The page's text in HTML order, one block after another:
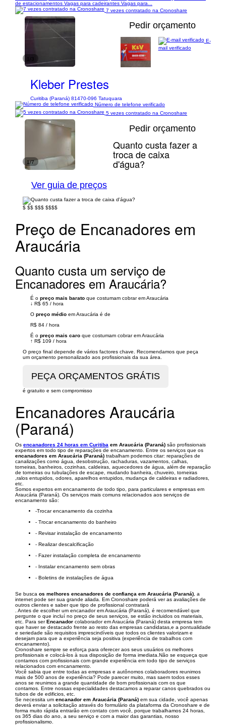
de estacionamentos Vagas para cadeirantes Vagas para...
7 vezes contratado na Cronoshare
Pedir orçamento
Kleber Prestes
Curitiba (Paraná) 81470-096 Tatuquara
E-
mail verificado
Número de telefone verificado
5 vezes contratado na Cronoshare
1/7
Pedir orçamento
Quanto custa fazer a
troca de caixa
d'água?
Ver guia de preços
$ $$ $$$ $$$$
Preço de Encanadores em
Araucária
Quanto custa um serviço de
Encanadores em Araucária?
É o preço mais barato que costumam cobrar em Araucária
↓ R$ 65 / hora
O preço médio em Araucária é de
R$ 84 / hora
É o preço mais caro que costumam cobrar em Araucária
↑ R$ 109 / hora
O preço final depende de vários factores chave. Recomendamos que peça
um orçamento personalizado aos profissionais da sua área.
é gratuito e sem compromisso
Encanadores Araucária
(Paraná)
Os encanadores 24 horas em Curitiba em Araucária (Paraná) são profissionais
expertos em todo tipo de reparações de encanamento. Entre os serviços que os
encanadores em Araucária (Paraná) trabalham podemos citar: reparações de
canalizações como água, desobstrução, rachaduras, vazamentos, calhas,
torneiras, banheiros, cozinhas, caldeiras, aquecedores de água, além de reparação
de torneiras ou tubulações de escape, mudando banheira, chuveiro, torneiras
,ralos entupidos, odores, aparelhos entupidos, mudança de caldeiras e radiadores,
etc.
Somos expertos em encanamento de todo tipo, para particulares e empresas em
Araucária (Paraná). Os serviços mais comuns relacionados aos serviços de
encanamento são:
-Trocar encanamento da cozinha
- Trocar encanamento do banheiro
- Revisar instalação de encanamento
- Realizar descalcificação
- Fazer instalação completa de encanamento
- Instalar encanamento sem obras
- Boletins de instalações de água
Se busca os melhores encanadores de confiança em Araucária (Paraná) , a
internet pode ser sua grande aliada. Em Cronoshare poderá ver as avaliações de
outros clientes e saber que tipo de profissional contratará
. Antes de escolher um encanador em Araucária (Paraná), é recomendável que
pergunte o que incluí no preço de seus serviços, se estão incluidos os materiais,
etc. Para serEncanador colaborador em Araucária (Paraná) desta empresa tem
que haver se destacado frente ao resto das empresas candidatas,e a pontualidade
e seriedade são requisitos imprescindíveis que todos os clientes valorizam e
desejam para que a experiência seja positiva (experiência de trabalhos com
encanamento).
Cronoshare sempre se esforça para oferecer aos seus usuários os melhores
profissionais e colocá-los à sua disposição de forma imediata.Não se esqueça que
contamos com profissionais com grande experiência em todo tipo de serviços
relacionados com encanamento.
Você sabia que entre todas as empresas e autônomos colaboradores reunimos
mais de 500 anos de experiência? Pode parecer muito, mas saem todos esses
anos se reunimos a grande quantidade de bom profissionais com os que
contamos. Entre nossas especialidades destacamos a reparar canos quebrados ou
tubos de de edificios, etc.
Se necessita um encanador em Araucária (Paraná) em sua cidade, você apenas
deverá enviar a solicitação através do formulário da plataforma da Cronoshare e de
forma muito rápida entrarão em contato com você, porque trabalhamos 24 horas,
os 365 dias do ano, a seu serviço e com a maior das garantias, nosso
profissionalismo.